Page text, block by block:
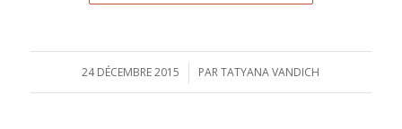
24 DÉCEMBRE 2015
/ PARTATYANA VANDICH